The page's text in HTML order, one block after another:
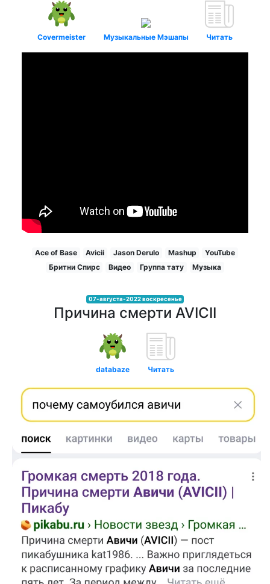
Covermeister Музыкальные Мэшапы Читать
Ace of Base Avicii Jason Derulo Mashup
YouTube
Бритни Спирс
Видео Группа тату Музыка
07-августа-2022 воскресенье
Причина смерти AVICII
databaze Читать